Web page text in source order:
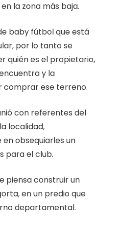
la zona más baja.
baby fútbol que está
por lo tanto se
quién es el propietario,
y la
comprar ese terreno.
con referentes del
localidad,
obsequiarles un
para el club.
piensa construir un
en un predio que
departamental.